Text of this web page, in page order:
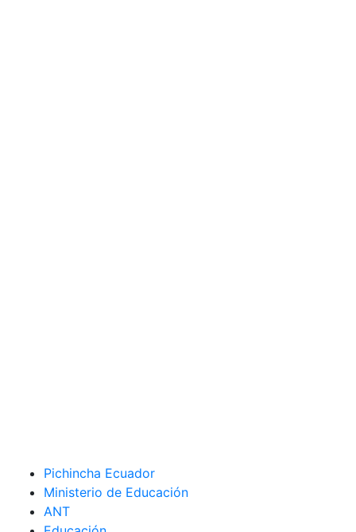
Pichincha Ecuador
Ministerio de Educación
ANT